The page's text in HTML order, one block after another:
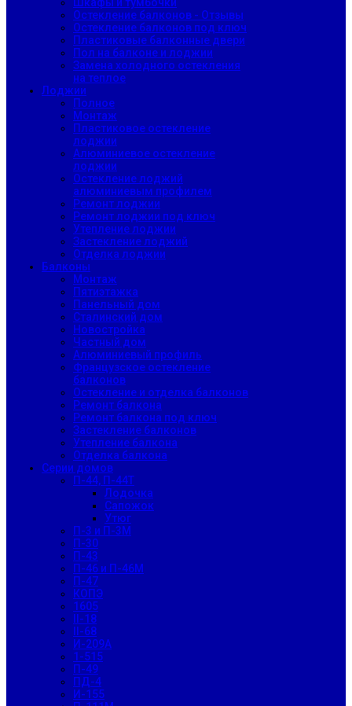
Остекление балконов - Отзывы
Остекление балконов под ключ
Пластиковые балконные двери
Пол на балконе и лоджии
Замена холодного остекления
на теплое
Лоджии
Полное
Монтаж
Пластиковое остекление
лоджии
Алюминиевое остекление
лоджии
Остекление лоджий
алюминиевым профилем
Ремонт лоджии
Ремонт лоджии под ключ
Утепление лоджии
Застекление лоджий
Отделка лоджии
Балконы
Монтаж
Пятиэтажка
Панельный дом
Сталинский дом
Новостройка
Частный дом
Алюминиевый профиль
Французское остекление
балконов
Остекление и отделка балконов
Ремонт балкона
Ремонт балкона под ключ
Застекление балконов
Утепление балкона
Отделка балкона
Серии домов
П-44, П-44Т
Лодочка
Сапожок
Утюг
П-3 и П-3М
П-30
П-43
П-46 и П-46М
П-47
КОПЭ
1605
II-18
II-68
И-209А
1-515
П-49
ПД-4
И-155